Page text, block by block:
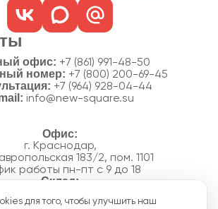
офис: +7 (861) 991-48-50
номер: +7 (800) 200-69-45
+7 (964) 928-04-44
info@new-square.su
г. Краснодар,
183/2, пом. 1101
работы пн-пт с 9 до 18
ул.Производственная, 15
для того, чтобы улучшить наш